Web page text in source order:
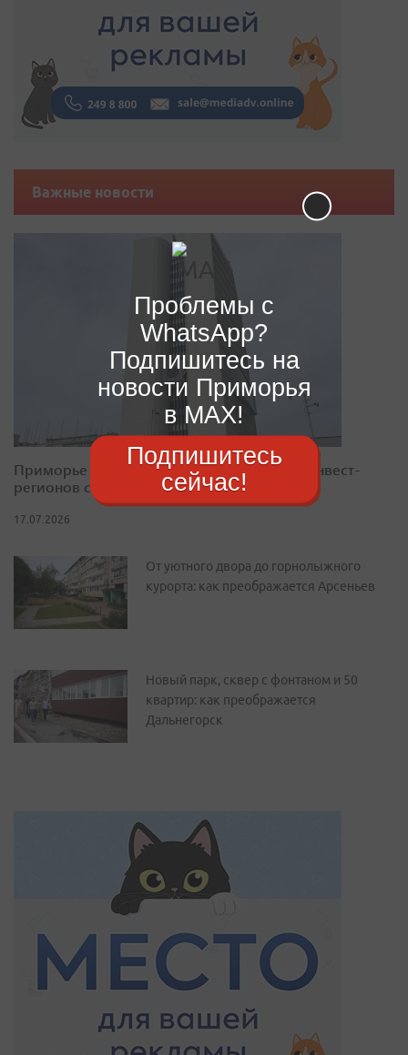
Важные новости
Приморье закрепилось в десятке лучших инвест-
регионов страны
17.07.2026
От уютного двора до горнолыжного
курорта: как преображается Арсеньев
Новый парк, сквер с фонтаном и 50
квартир: как преображается
Дальнегорск
Проблемы с
WhatsApp?
Подпишитесь на
новости Приморья
в MAX!
Подпишитесь
сейчас!